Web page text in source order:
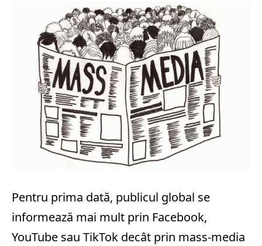
Pentru prima dată, publicul global se
informează mai mult prin Facebook,
YouTube sau TikTok decât prin mass‑media